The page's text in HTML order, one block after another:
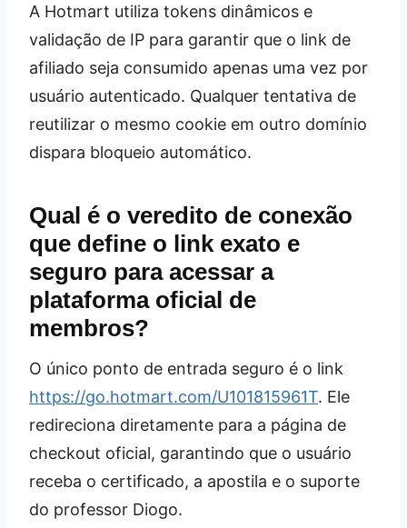
A Hotmart utiliza tokens dinâmicos e
validação de IP para garantir que o link de
afiliado seja consumido apenas uma vez por
usuário autenticado. Qualquer tentativa de
reutilizar o mesmo cookie em outro domínio
dispara bloqueio automático.
Qual é o veredito de conexão
que define o link exato e
seguro para acessar a
plataforma oficial de
membros?
O único ponto de entrada seguro é o link
https://go.hotmart.com/U101815961T. Ele
redireciona diretamente para a página de
checkout oficial, garantindo que o usuário
receba o certificado, a apostila e o suporte
do professor Diogo.